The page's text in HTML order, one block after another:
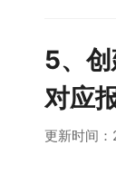
5、
对应
更新时间：